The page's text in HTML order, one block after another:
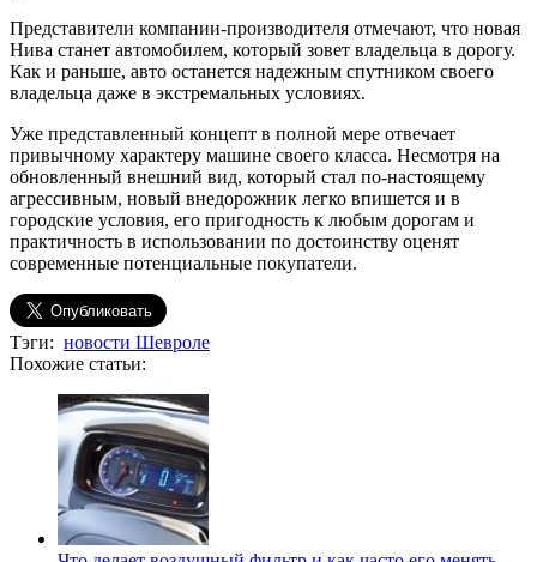
Представители компании-производителя отмечают, что новая
Нива станет автомобилем, который зовет владельца в дорогу.
Как и раньше, авто останется надежным спутником своего
владельца даже в экстремальных условиях.
Уже представленный концепт в полной мере отвечает
привычному характеру машине своего класса. Несмотря на
обновленный внешний вид, который стал по-настоящему
агрессивным, новый внедорожник легко впишется и в
городские условия, его пригодность к любым дорогам и
практичность в использовании по достоинству оценят
современные потенциальные покупатели.
Тэги: новости Шевроле
Похожие статьи: